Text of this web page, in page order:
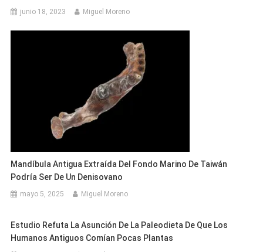
junio 18, 2023 Miguel Moreno
Mandíbula Antigua Extraída Del Fondo Marino De Taiwán
Podría Ser De Un Denisovano
mayo 5, 2025 Miguel Moreno
Estudio Refuta La Asunción De La Paleodieta De Que Los
Humanos Antiguos Comían Pocas Plantas